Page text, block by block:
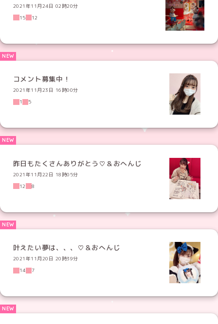
2021年11月24日 02時20分
15
12
コメント募集中！
2021年11月23日 16時00分
1
5
昨日もたくさんありがとう♡＆おへんじ
2021年11月22日 18時05分
12
8
叶えたい夢は、、、♡＆おへんじ
2021年11月20日 20時39分
14
7